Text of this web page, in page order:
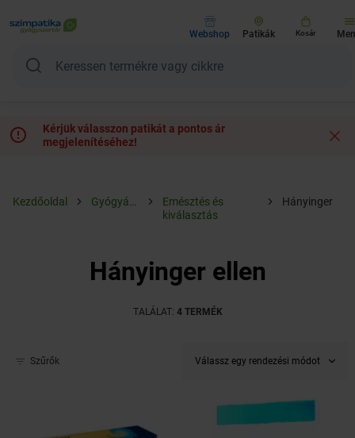
Webshop Patikák Kosár
Kérjük válasszon patikát a pontos ár
megjelenítéséhez!
Kezdőoldal Gyógyászat
Emésztés és
kiválasztás
Hányinger
Hányinger ellen
TALÁLAT: 4 TERMÉK
Szűrők Válassz egy rendezési módot